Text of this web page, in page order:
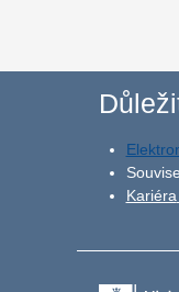
Kariéra